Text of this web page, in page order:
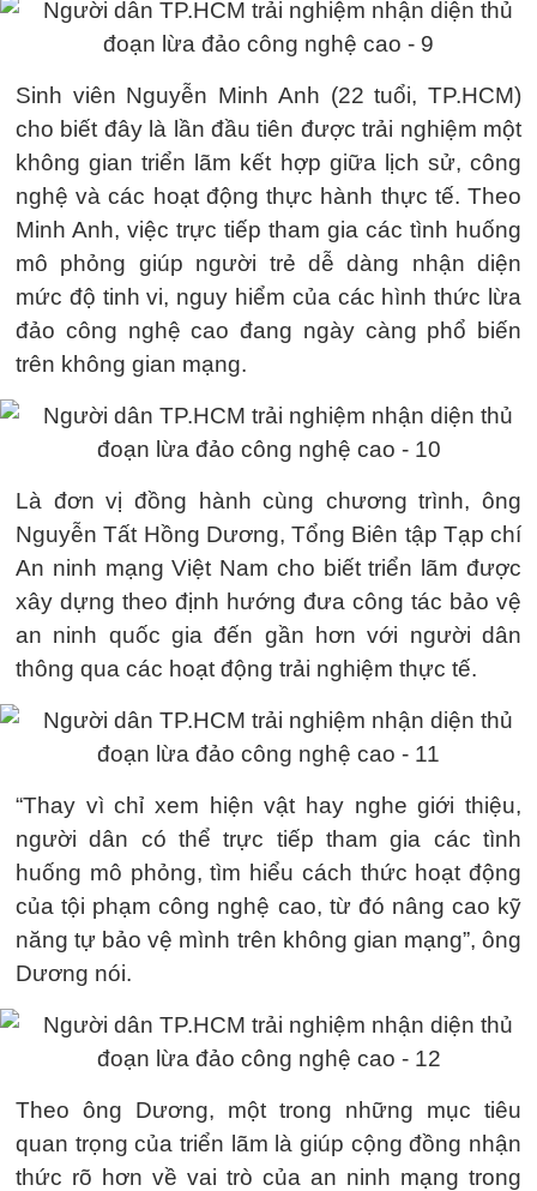
Sinh viên Nguyễn Minh Anh (22 tuổi, TP.HCM)
cho biết đây là lần đầu tiên được trải nghiệm một
không gian triển lãm kết hợp giữa lịch sử, công
nghệ và các hoạt động thực hành thực tế. Theo
Minh Anh, việc trực tiếp tham gia các tình huống
mô phỏng giúp người trẻ dễ dàng nhận diện
mức độ tinh vi, nguy hiểm của các hình thức lừa
đảo công nghệ cao đang ngày càng phổ biến
trên không gian mạng.
Là đơn vị đồng hành cùng chương trình, ông
Nguyễn Tất Hồng Dương, Tổng Biên tập Tạp chí
An ninh mạng Việt Nam cho biết triển lãm được
xây dựng theo định hướng đưa công tác bảo vệ
an ninh quốc gia đến gần hơn với người dân
thông qua các hoạt động trải nghiệm thực tế.
“Thay vì chỉ xem hiện vật hay nghe giới thiệu,
người dân có thể trực tiếp tham gia các tình
huống mô phỏng, tìm hiểu cách thức hoạt động
của tội phạm công nghệ cao, từ đó nâng cao kỹ
năng tự bảo vệ mình trên không gian mạng”, ông
Dương nói.
Theo ông Dương, một trong những mục tiêu
quan trọng của triển lãm là giúp cộng đồng nhận
thức rõ hơn về vai trò của an ninh mạng trong